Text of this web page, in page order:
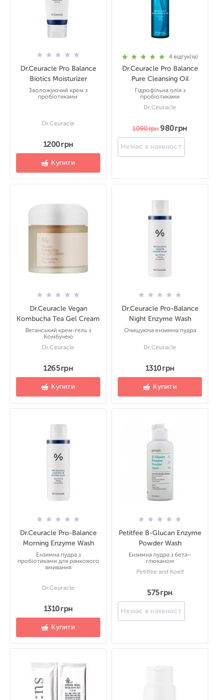
Dr.Ceuracle Pro Balance
Biotics Moisturizer
Зволожуючий крем з
пробіотиками
Dr.Ceuracle
1200 грн
Купити
4 відгук(ів)
Dr.Ceuracle Pro Balance
Pure Cleansing Oil
Гідрофільна олія з
пробіотиками
Dr.Ceuracle
1090 грн 980 грн
Немає в наявності
Dr.Ceuracle Vegan
Kombucha Tea Gel Cream
Веганський крем-гель з
Комбучею
Dr.Ceuracle
1265 грн
Купити
Dr.Ceuracle Pro-Balance
Night Enzyme Wash
Очищуюча ензимна пудра
Dr.Ceuracle
1310 грн
Купити
Dr.Ceuracle Pro-Balance
Morning Enzyme Wash
Ензимна пудра з
пробіотиками для ранкового
вмивання
Dr.Ceuracle
1310 грн
Купити
Petitfee B-Glucan Enzyme
Powder Wash
Ензимна пудра з бета–
глюканом
Petitfee and Koelf
575 грн
Немає в наявності